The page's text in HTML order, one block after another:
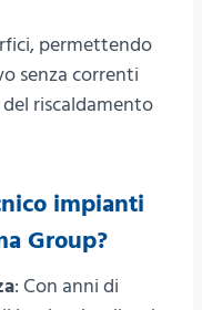
permettendo
senza correnti
riscaldamento
impianti
Group?
: Con anni di